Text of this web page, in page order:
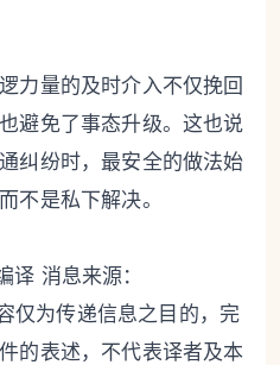
力量的及时介入不仅挽回
避免了事态升级。这也说
纠纷时，最安全的做法始
不是私下解决。
消息来源：
仅为传递信息之目的，完
的表述，不代表译者及本